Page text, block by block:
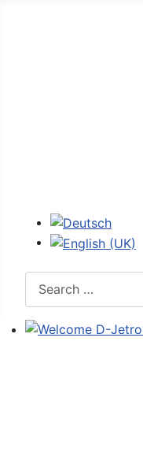
Select your language